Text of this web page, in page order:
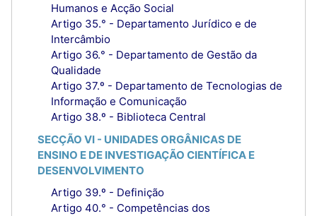
Humanos e Acção Social
Artigo 35.° - Departamento Jurídico e de
Intercâmbio
Artigo 36.° - Departamento de Gestão da
Qualidade
Artigo 37.º - Departamento de Tecnologias de
Informação e Comunicação
Artigo 38.º - Biblioteca Central
SECÇÃO VI - UNIDADES ORGÂNICAS DE
ENSINO E DE INVESTIGAÇÃO CIENTÍFICA E
DESENVOLVIMENTO
Artigo 39.º - Definição
Artigo 40.° - Competências dos